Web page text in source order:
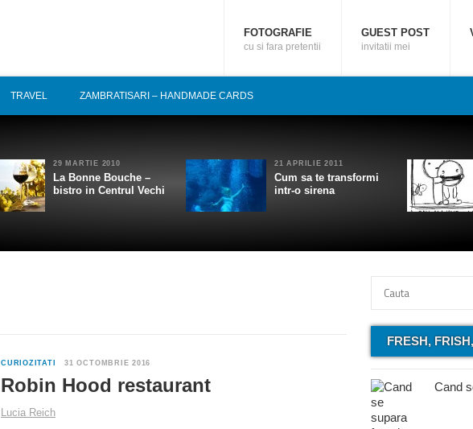
FOTOGRAFIE
cu si fara pretentii
GUEST POST
invitatii mei
TRAVEL ZAMBRATISARI – HANDMADE CARDS
29 MARTIE 2010
La Bonne Bouche –
bistro in Centrul Vechi
21 APRILIE 2011
Cum sa te transformi
intr-o sirena
CURIOZITATI 31 OCTOMBRIE 2016
Robin Hood restaurant
Lucia Reich
FRESH,
Cand